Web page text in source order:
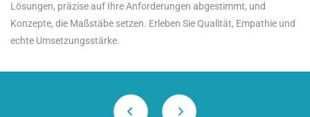
Lösungen, präzise auf Ihre Anforderungen abgestimmt, und
Konzepte, die Maßstäbe setzen. Erleben Sie Qualität, Empathie und
echte Umsetzungsstärke.